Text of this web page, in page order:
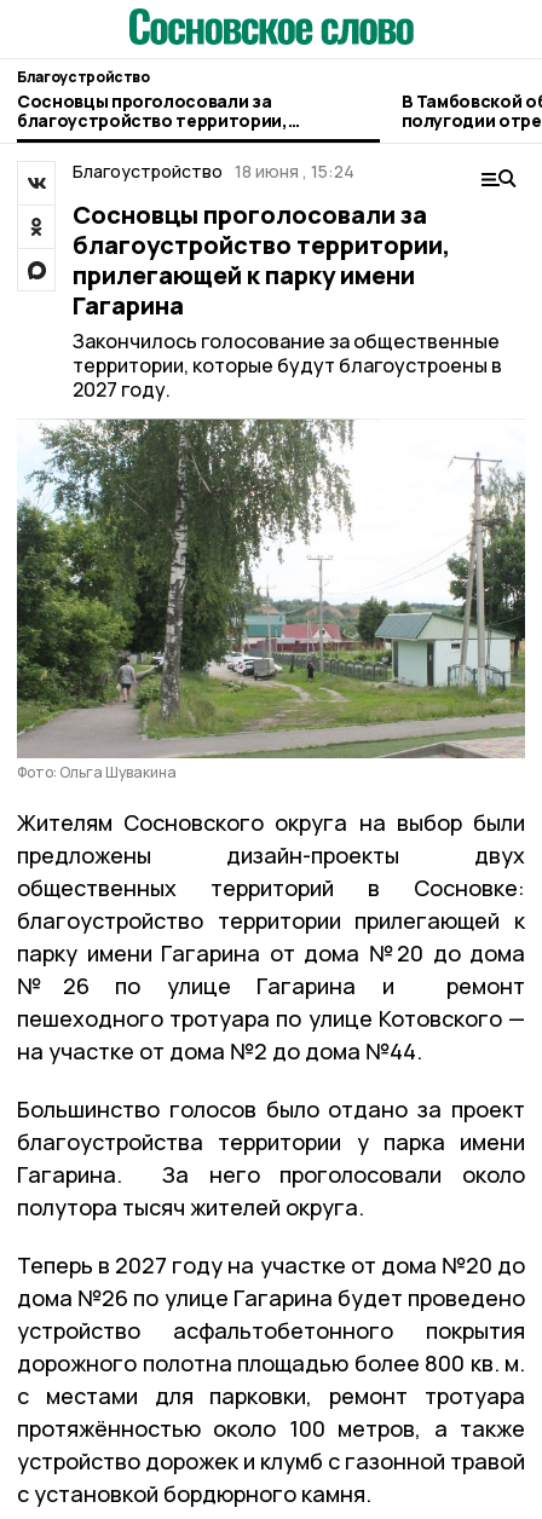
Благоустройство
Сосновцы проголосовали за
благоустройство территории,
прилегающей к парку имени Гагарина
В Тамбовской
полугодии
километра
Благоустройство 18 июня , 15:24
Сосновцы проголосовали за
благоустройство территории,
прилегающей к парку имени
Гагарина
Закончилось голосование за общественные
территории, которые будут благоустроены в
2027 году.
Фото: Ольга Шувакина
Жителям Сосновского округа на выбор были
предложены дизайн-проекты двух
общественных территорий в Сосновке:
благоустройство территории прилегающей к
парку имени Гагарина от дома №20 до дома
№26 по улице Гагарина и ремонт
пешеходного тротуара по улице Котовского —
на участке от дома №2 до дома №44.
Большинство голосов было отдано за проект
благоустройства территории у парка имени
Гагарина. За него проголосовали около
полутора тысяч жителей округа.
Теперь в 2027 году на участке от дома №20 до
дома №26 по улице Гагарина будет проведено
устройство асфальтобетонного покрытия
дорожного полотна площадью более 800 кв. м.
с местами для парковки, ремонт тротуара
протяжённостью около 100 метров, а также
устройство дорожек и клумб с газонной травой
с установкой бордюрного камня.